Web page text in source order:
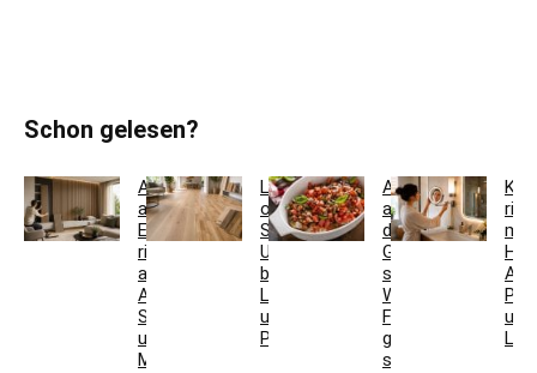
Schon gelesen?
Akustikpaneele
aus
Eiche
richtig
auswählen:
Aufbau,
Schallwirkung
und
Montage
Landhausdiele
oder
Schiffsboden:
Unterschiede
bei
Laminat
und
Parkett
Auflaufform
auf
den
Grill
stellen:
Welche
Formen
geeignet
sind
und